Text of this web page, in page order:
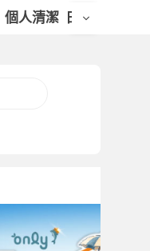
個人清潔 日用/紙品